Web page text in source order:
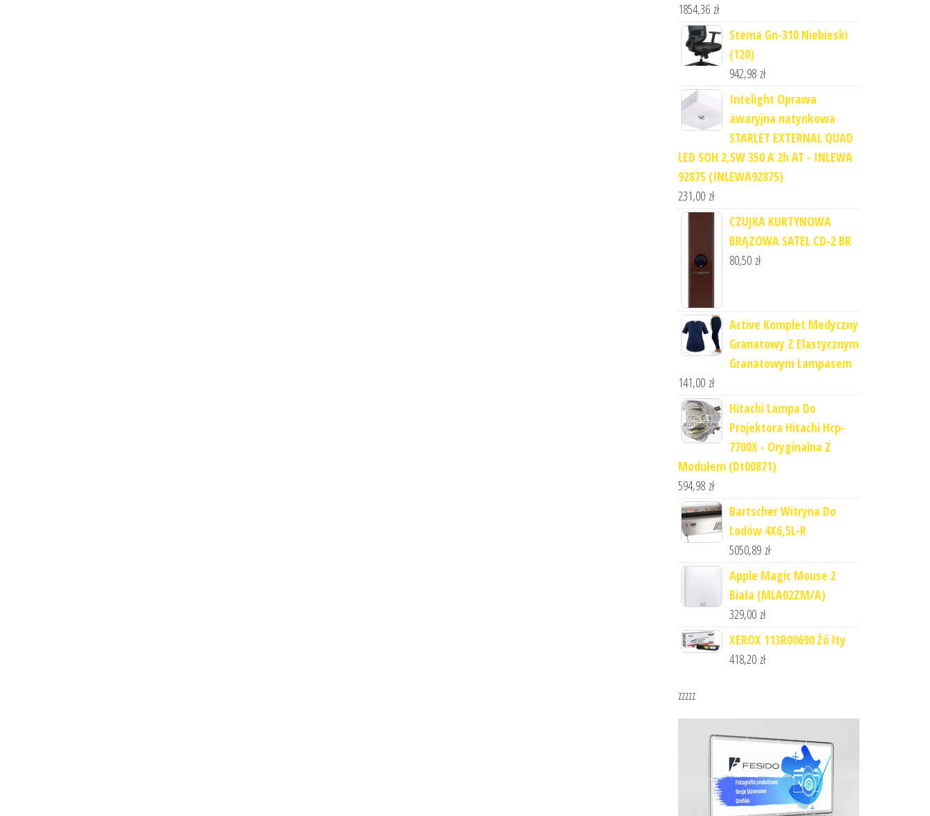
1854,36 zł
Stema Gn-310 Niebieski
(120)
942,98 zł
Intelight Oprawa
awaryjna natynkowa
STARLET EXTERNAL QUAD
LED SOH 2,5W 350 A 2h AT - INLEWA
92875 (INLEWA92875)
231,00 zł
CZUJKA KURTYNOWA
BRĄZOWA SATEL CD-2 BR
80,50 zł
Active Komplet Medyczny
Granatowy Z Elastycznym
Granatowym Lampasem
141,00 zł
Hitachi Lampa Do
Projektora Hitachi Hcp-
7700X - Oryginalna Z
Modułem (Dt00871)
594,98 zł
Bartscher Witryna Do
Lodów 4X6,5L-R
5050,89 zł
Apple Magic Mouse 2
Biała (MLA02ZM/A)
329,00 zł
XEROX 113R00690 Żó łty
418,20 zł
zzzzz